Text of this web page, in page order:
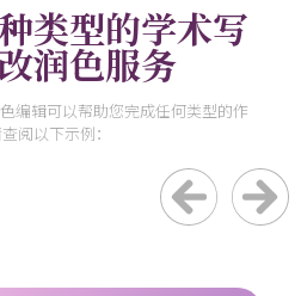
类型的学术写
润色服务
编辑可以帮助您完成任何类型的作
阅以下示例：